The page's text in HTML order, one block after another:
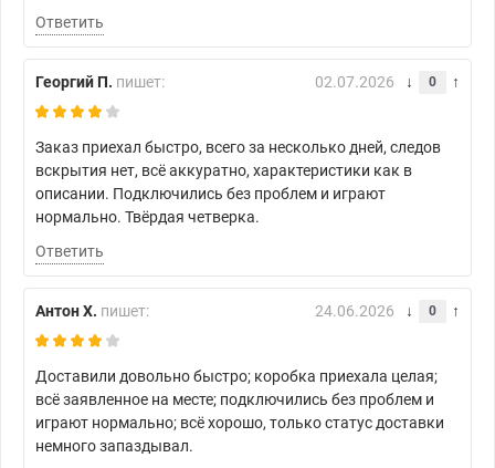
Ответить
Георгий П. пишет: 02.07.2026 0
Заказ приехал быстро, всего за несколько дней, следов
вскрытия нет, всё аккуратно, характеристики как в
описании. Подключились без проблем и играют
нормально. Твёрдая четверка.
Ответить
Антон Х. пишет: 24.06.2026 0
Доставили довольно быстро; коробка приехала целая;
всё заявленное на месте; подключились без проблем и
играют нормально; всё хорошо, только статус доставки
немного запаздывал.